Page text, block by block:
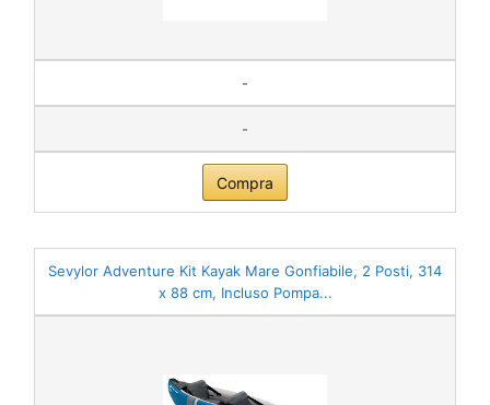
-
-
Compra
Sevylor Adventure Kit Kayak Mare Gonfiabile, 2 Posti, 314
x 88 cm, Incluso Pompa...